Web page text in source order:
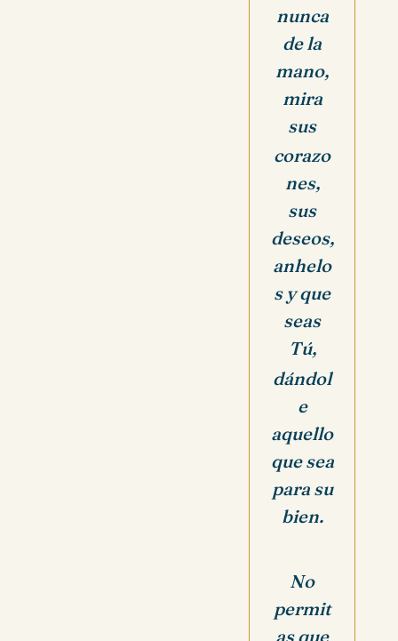
nunca
de la
mano,
mira
sus
corazo
nes,
sus
deseos,
anhelo
s y que
seas
Tú,
dándol
e
aquello
que sea
para su
bien.
No
permit
as que